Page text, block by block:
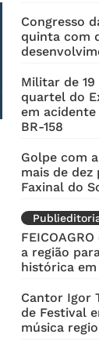
Congresso
quinta com
Militar de
quartel do
em
BR-158
Golpe com
mais de dez
Faxinal do
a região
histórica
Cantor Igor
de Festival
música